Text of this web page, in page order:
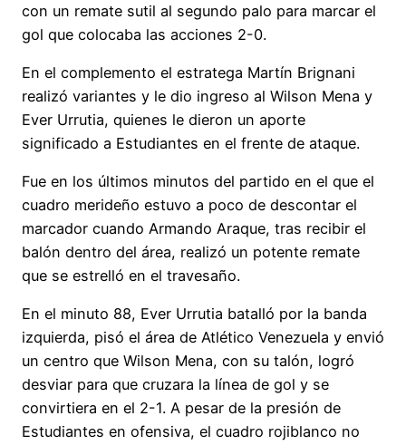
con un remate sutil al segundo palo para marcar el
gol que colocaba las acciones 2-0.
En el complemento el estratega Martín Brignani
realizó variantes y le dio ingreso al Wilson Mena y
Ever Urrutia, quienes le dieron un aporte
significado a Estudiantes en el frente de ataque.
Fue en los últimos minutos del partido en el que el
cuadro merideño estuvo a poco de descontar el
marcador cuando Armando Araque, tras recibir el
balón dentro del área, realizó un potente remate
que se estrelló en el travesaño.
En el minuto 88, Ever Urrutia batalló por la banda
izquierda, pisó el área de Atlético Venezuela y envió
un centro que Wilson Mena, con su talón, logró
desviar para que cruzara la línea de gol y se
convirtiera en el 2-1. A pesar de la presión de
Estudiantes en ofensiva, el cuadro rojiblanco no